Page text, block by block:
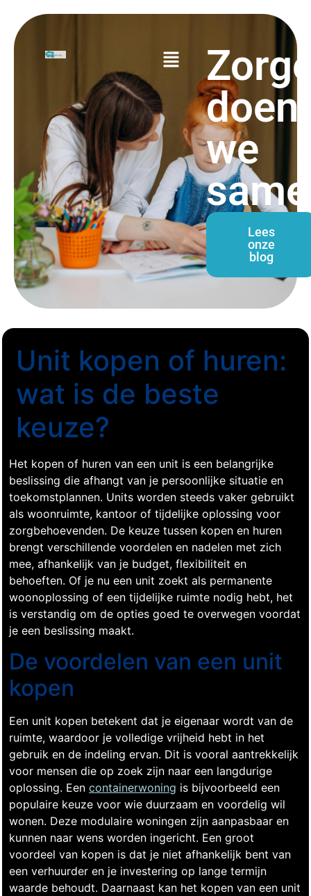
doen
we
Lees
onze
blog
Unit kopen of huren:
wat is de beste
keuze?
Het kopen of huren van een unit is een belangrijke
beslissing die afhangt van je persoonlijke situatie en
toekomstplannen. Units worden steeds vaker gebruikt
als woonruimte, kantoor of tijdelijke oplossing voor
zorgbehoevenden. De keuze tussen kopen en huren
brengt verschillende voordelen en nadelen met zich
mee, afhankelijk van je budget, flexibiliteit en
behoeften. Of je nu een unit zoekt als permanente
woonoplossing of een tijdelijke ruimte nodig hebt, het
is verstandig om de opties goed te overwegen voordat
je een beslissing maakt.
De voordelen van een unit
kopen
Een unit kopen betekent dat je eigenaar wordt van de
ruimte, waardoor je volledige vrijheid hebt in het
gebruik en de indeling ervan. Dit is vooral aantrekkelijk
voor mensen die op zoek zijn naar een langdurige
oplossing. Een containerwoning is bijvoorbeeld een
populaire keuze voor wie duurzaam en voordelig wil
wonen. Deze modulaire woningen zijn aanpasbaar en
kunnen naar wens worden ingericht. Een groot
voordeel van kopen is dat je niet afhankelijk bent van
een verhuurder en je investering op lange termijn
waarde behoudt. Daarnaast kan het kopen van een unit